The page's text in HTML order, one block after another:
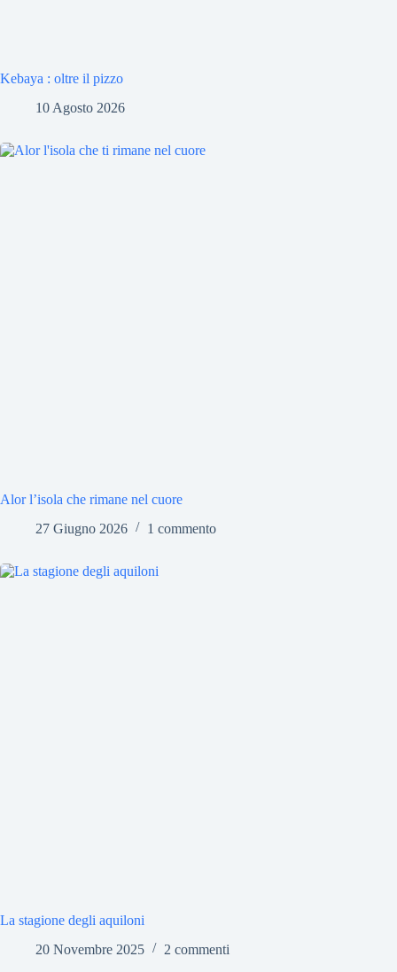
Kebaya : oltre il pizzo
10 Agosto 2026
Alor l’isola che rimane nel cuore
27 Giugno 2026
1 commento
La stagione degli aquiloni
20 Novembre 2025
2 commenti